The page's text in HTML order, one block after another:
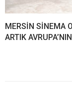
MERSİN SİNEMA
ARTIK